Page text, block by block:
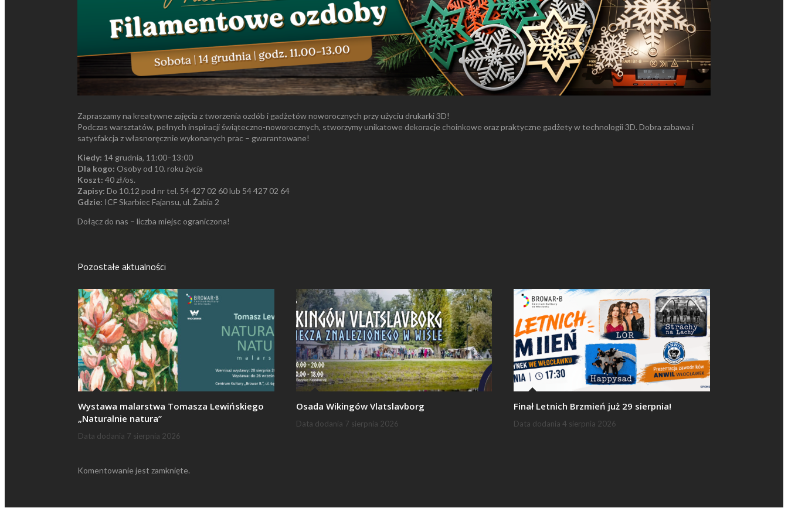
Zapraszamy na kreatywne zajęcia z tworzenia ozdób i gadżetów noworocznych przy użyciu drukarki 3D!
Podczas warsztatów, pełnych inspiracji świąteczno-noworocznych, stworzymy unikatowe dekoracje choinkowe oraz praktyczne gadżety w technologii 3D. Dobra zabawa i
satysfakcja z własnoręcznie wykonanych prac – gwarantowane!
Kiedy: 14 grudnia, 11:00–13:00
Dla kogo: Osoby od 10. roku życia
Koszt: 40 zł/os.
Zapisy: Do 10.12 pod nr tel. 54 427 02 60 lub 54 427 02 64
Gdzie: ICF Skarbiec Fajansu, ul. Żabia 2
Dołącz do nas – liczba miejsc ograniczona!
Pozostałe aktualności
Wystawa malarstwa Tomasza Lewińskiego
„Naturalnie natura”
Data dodania 7 sierpnia 2026
Osada Wikingów Vlatslavborg
Data dodania 7 sierpnia 2026
Finał Letnich Brzmień już 29 sierpnia!
Data dodania 4 sierpnia 2026
Komentowanie jest zamknięte.